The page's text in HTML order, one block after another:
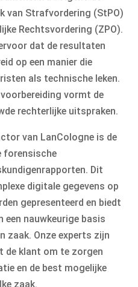
van Strafvordering (StPO)
Rechtsvordering (ZPO).
dat de resultaten
op een manier die
als technische leken.
vormt de
rechterlijke uitspraken.
van LanCologne is de
forensische
Dit
digitale gegevens op
gepresenteerd en biedt
een nauwkeurige basis
zaak. Onze experts zijn
de klant om te zorgen
en de best mogelijke
zaak.